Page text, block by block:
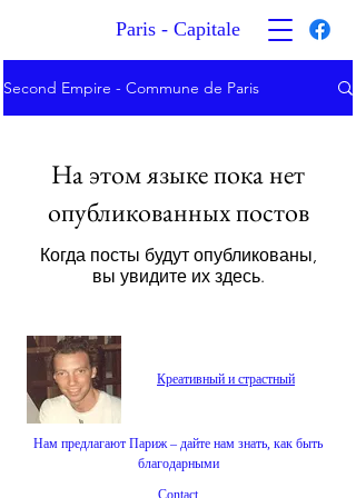
Paris - Capitale
Second Empire - Commune de Paris
На этом языке пока нет
опубликованных постов
Когда посты будут опубликованы,
вы увидите их здесь.
Креативный и страстный
Нам предлагают Париж – дайте нам знать, как быть
благодарными
Contact